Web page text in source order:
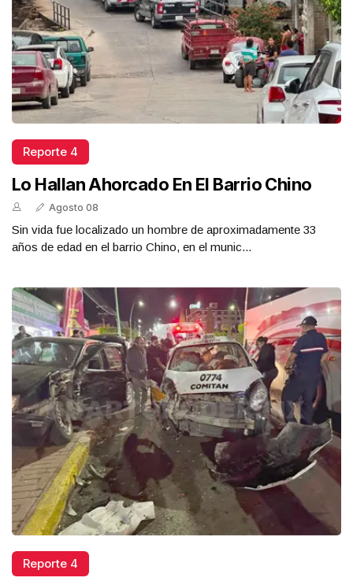
Reporte 4
Lo Hallan Ahorcado En El Barrio Chino
Agosto 08
Sin vida fue localizado un hombre de aproximadamente 33
años de edad en el barrio Chino, en el munic...
Reporte 4